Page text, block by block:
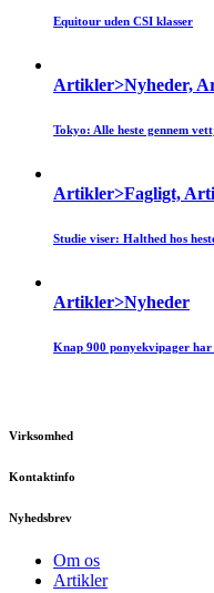
Equitour uden CSI klasser
Artikler>Nyheder,
Tokyo: Alle heste gennem
Artikler>Fagligt,
Studie viser: Halthed hos
Artikler>Nyheder
Knap 900 ponyekvipager
Virksomhed
Kontaktinfo
Nyhedsbrev
Om os
Artikler